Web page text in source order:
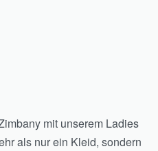
mit unserem Ladies
als nur ein Kleid, sondern